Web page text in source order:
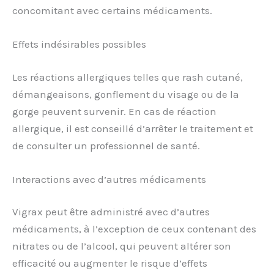
concomitant avec certains médicaments.
Effets indésirables possibles
Les réactions allergiques telles que rash cutané,
démangeaisons, gonflement du visage ou de la
gorge peuvent survenir. En cas de réaction
allergique, il est conseillé d’arrêter le traitement et
de consulter un professionnel de santé.
Interactions avec d’autres médicaments
Vigrax peut être administré avec d’autres
médicaments, à l’exception de ceux contenant des
nitrates ou de l’alcool, qui peuvent altérer son
efficacité ou augmenter le risque d’effets